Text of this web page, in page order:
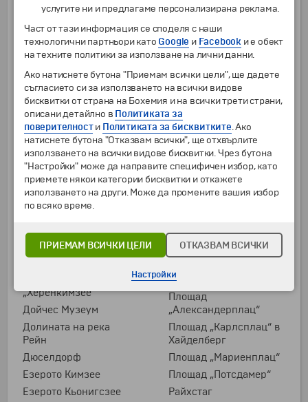
Аугсбург
Берлинската стена
Бирария
„Хофбройхаус“
Бранденбургската
врата
Булевард „Унтер ден
Линден“
Връх ,,Цугшпице"
Гармиш-
Партенкирхен
Германският ъгъл
Град Потсдам
Дворецът
„Нимфенбург“
„Херенкимзее“
Дойчес Музеум
Долината на река
Рейн
Дюселдорф
Езерото Кимзее
Езерото Кьонигсзее
Мюнхенската
Национален парк
„Берхтесгаден“
Мюнхен
"Новата резиденция'' в
Бамберг
Новата резиденция в
Мюнхен
Нюрнбергската
крепост
Операта „Земпер“
Параклисът „Св.
Вартоломей“
"Радебергер"
Площад
„Александерплац“
Площад „Карлсплац“ в
Хайделберг
Площад „Мариенплац“
Площад „Потсдамер“
Райхстаг
услугите ни и предлагаме персонализирана реклама.
Част от тази информация се споделя с наши
технологични партньори като Google и Facebook и е обект
на техните политики за използване на лични данни.
Ако натиснете бутона "Приемам всички цели", ще дадете
съгласието си за използването на всички видове
бисквитки от страна на Бохемия и на всички трети страни,
описани детайлно в Политиката за
поверителности Политиката за бисквитките. Ако
натиснете бутона "Отказвам всички", ще отхвърлите
използването на всички видове бисквитки. Чрез бутона
"Настройки" може да направите специфичен избор, като
приемете някои категории бисквитки и откажете
използването на други. Може да промените вашия избор
по всяко време.
ПРИЕМАМ ВСИЧКИ ЦЕЛИ ОТКАЗВАМ ВСИЧКИ
Настройки